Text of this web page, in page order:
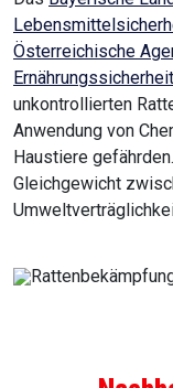
Österreichische
Ernährungssicherheit
unkontrollierten
Anwendung von
Haustiere
Gleichgewicht